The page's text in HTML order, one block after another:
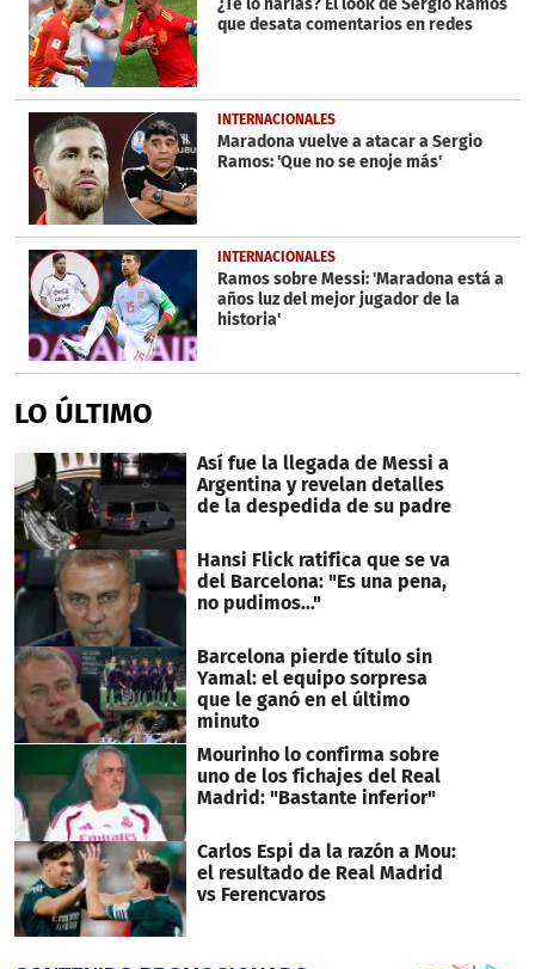
¿Te lo harías? El look de Sergio Ramos
que desata comentarios en redes
INTERNACIONALES
Maradona vuelve a atacar a Sergio
Ramos: 'Que no se enoje más'
INTERNACIONALES
Ramos sobre Messi: 'Maradona está a
años luz del mejor jugador de la
historia'
LO ÚLTIMO
Así fue la llegada de Messi a
Argentina y revelan detalles
de la despedida de su padre
Hansi Flick ratifica que se va
del Barcelona: "Es una pena,
no pudimos..."
Barcelona pierde título sin
Yamal: el equipo sorpresa
que le ganó en el último
minuto
Mourinho lo confirma sobre
uno de los fichajes del Real
Madrid: "Bastante inferior"
Carlos Espi da la razón a Mou:
el resultado de Real Madrid
vs Ferencvaros